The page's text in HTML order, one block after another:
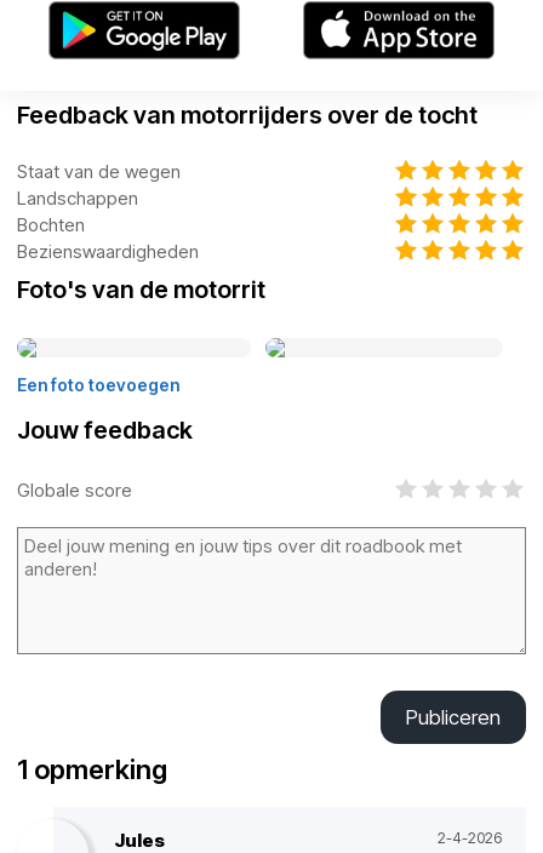
Feedback van motorrijders over de tocht
Staat van de wegen
Landschappen
Bochten
Bezienswaardigheden
Foto's van de motorrit
Een foto toevoegen
Jouw feedback
Globale score
Publiceren
1 opmerking
Jules 2-4-2026